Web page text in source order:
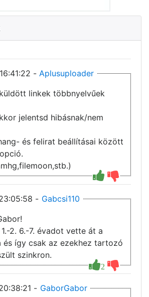
- Aplusuploader
linkek többnyelvűek
jelentsd hibásnak/nem
és felirat beállításai között
- Gabcsi110
2
2. 6.-7. évadot vette át a
és így csak az ezekhez tartozó
szinkron.
- GaborGabor